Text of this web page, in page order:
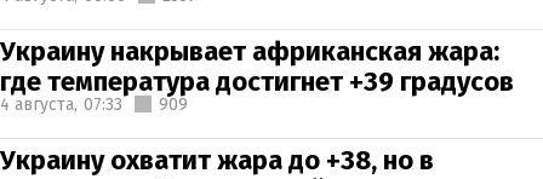
Украину накрывает африканская жара:
где температура достигнет +39 градусов
4 августа, 07:33 909
Украину охватит жара до +38, но в